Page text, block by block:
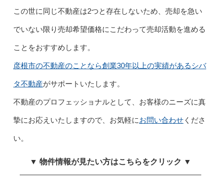
この世に同じ不動産は2つと存在しないため、売却を急い
でいない限り売却希望価格にこだわって売却活動を進める
ことをおすすめします。
彦根市の不動産のことなら創業30年以上の実績があるシバ
タ不動産がサポートいたします。
不動産のプロフェッショナルとして、お客様のニーズに真
摯にお応えいたしますので、お気軽にお問い合わせくださ
い。
▼ 物件情報が見たい方はこちらをクリック ▼